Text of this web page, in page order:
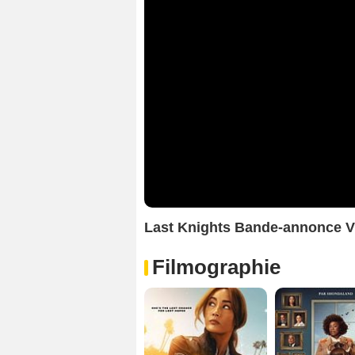
Last Knights Bande-annonce
Filmographie